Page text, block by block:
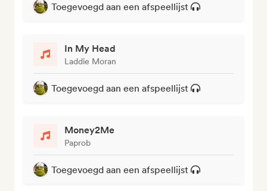
Toegevoegd aan een afspeellijst
In My Head
Laddie Moran
Toegevoegd aan een afspeellijst
Money2Me
Paprob
Toegevoegd aan een afspeellijst